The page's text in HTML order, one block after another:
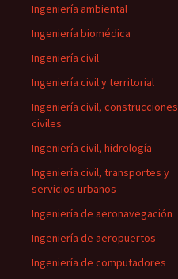
Ingeniería ambiental
Ingeniería biomédica
Ingeniería civil
Ingeniería civil y territorial
Ingeniería civil, construcciones
civiles
Ingeniería civil, hidrología
Ingeniería civil, transportes y
servicios urbanos
Ingeniería de aeronavegación
Ingeniería de aeropuertos
Ingeniería de computadores